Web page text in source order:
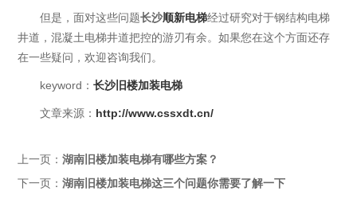
但是，面对这些问题长沙顺新电梯经过研究对于钢结构电梯
井道，混凝土电梯井道把控的游刃有余。如果您在这个方面还存
在一些疑问，欢迎咨询我们。
keyword：长沙旧楼加装电梯
文章来源： http://www.cssxdt.cn/
上一页：湖南旧楼加装电梯有哪些方案？
下一页：湖南旧楼加装电梯这三个问题你需要了解一下